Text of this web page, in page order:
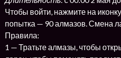
Чтобы войти, нажмите на
попытка — 90 алмазов. Смена
Правила:
1 — Тратьте алмазы, чтобы